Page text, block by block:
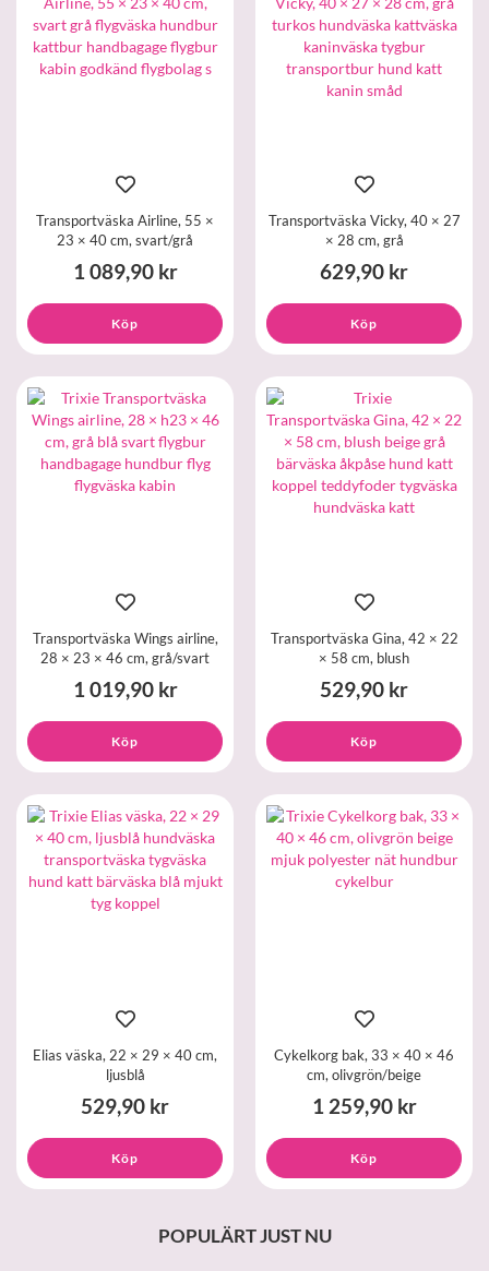
Transportväska Airline, 55 ×
23 × 40 cm, svart/grå
1 089,90 kr
Köp
Transportväska Vicky, 40 × 27
× 28 cm, grå
629,90 kr
Köp
Transportväska Wings airline,
28 × 23 × 46 cm, grå/svart
1 019,90 kr
Köp
Transportväska Gina, 42 × 22
× 58 cm, blush
529,90 kr
Köp
Elias väska, 22 × 29 × 40 cm,
ljusblå
529,90 kr
Köp
Cykelkorg bak, 33 × 40 × 46
cm, olivgrön/beige
1 259,90 kr
Köp
POPULÄRT JUST NU